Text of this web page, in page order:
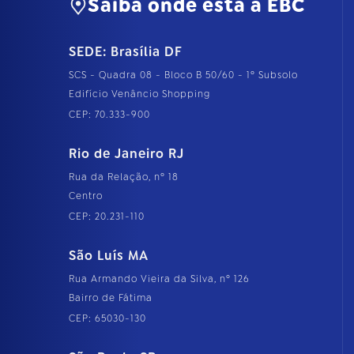
Saiba onde está a EBC
SEDE: Brasília DF
SCS - Quadra 08 - Bloco B 50/60 - 1º Subsolo
Edifício Venâncio Shopping
CEP: 70.333-900
Rio de Janeiro RJ
Rua da Relação, nº 18
Centro
CEP: 20.231-110
São Luís MA
Rua Armando Vieira da Silva, nº 126
Bairro de Fátima
CEP: 65030-130